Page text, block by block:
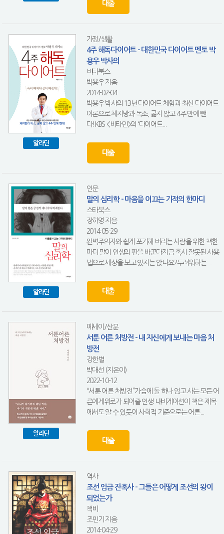
대출
알라딘
가정/생활
4주 해독다이어트 - 대한민국 다이어트 멘토 박
용우 박사의
비타북스
박용우 지음
2014-02-04
박용우 박사의 13년 다이어트 체험과 최신 다이어트
이론으로 체지방과 독소, 굶지 않고 4주 만에 뺀
다!KBS <비타민>의 ‘다이어트...
대출
알라딘
인문
말의 심리학 - 마음을 이끄는 기적의 한마디
스타북스
장하영 지음
2014-05-29
완벽주의자와 쉽게 포기해 버리는 사람을 위한 책한
마디 말이 인생의 판을 바꾼다지금 혹시 잘못된 사용
법으로 세상을 보고 있지는 않나요?두려워하는 ...
대출
알라딘
에세이/산문
서툰 어른 처방전 - 내 자신에게 보내는 마음 처
방전
강한별
박대선 (지은이)
2022-10-12
“서툰 어른 처방전”가슴에 돌 하나 얹고 사는 모든 어
른에게위로가 되어줄 인생 내비게이션이 책은 제목
에서도 알 수 있듯이 사회적 기준으로는 어른...
대출
역사
조선 임금 잔혹사 - 그들은 어떻게 조선의 왕이
되었는가
책비
조민기 지음
2014-04-29